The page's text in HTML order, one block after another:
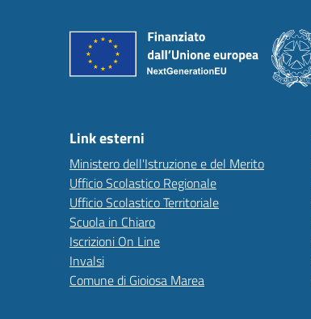
Link esterni
Ministero dell'Istruzione e del Merito
Ufficio Scolastico Regionale
Ufficio Scolastico Territoriale
Scuola in Chiaro
Iscrizioni On Line
Invalsi
Comune di Gioiosa Marea